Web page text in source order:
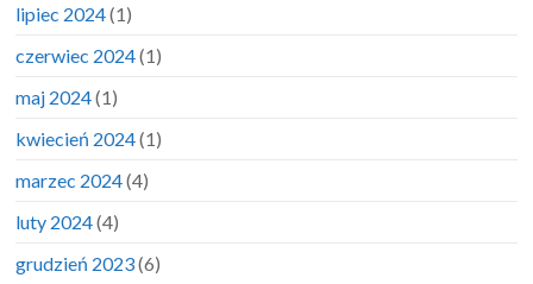
lipiec 2024(1)
czerwiec 2024(1)
maj 2024(1)
kwiecień 2024(1)
marzec 2024(4)
luty 2024(4)
grudzień 2023(6)